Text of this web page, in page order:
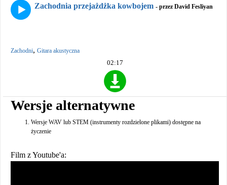
Zachodnia przejażdżka kowbojem - przez David Fesliyan
Zachodni, Gitara akustyczna
02:17
Wersje alternatywne
Wersje WAV lub STEM (instrumenty rozdzielone plikami) dostępne na
życzenie
Film z Youtube'a: